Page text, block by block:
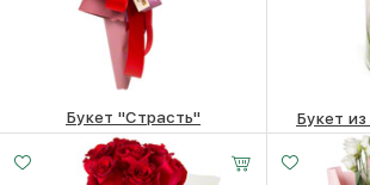
Букет "Страсть"
2620₽
Букет